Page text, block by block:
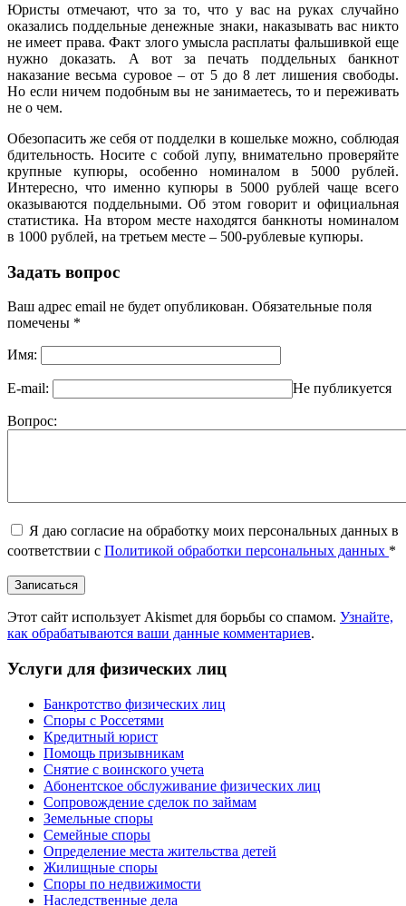
Юристы отмечают, что за то, что у вас на руках случайно
оказались поддельные денежные знаки, наказывать вас никто
не имеет права. Факт злого умысла расплаты фальшивкой еще
нужно доказать. А вот за печать поддельных банкнот
наказание весьма суровое – от 5 до 8 лет лишения свободы.
Но если ничем подобным вы не занимаетесь, то и переживать
не о чем.
Обезопасить же себя от подделки в кошельке можно, соблюдая
бдительность. Носите с собой лупу, внимательно проверяйте
крупные купюры, особенно номиналом в 5000 рублей.
Интересно, что именно купюры в 5000 рублей чаще всего
оказываются поддельными. Об этом говорит и официальная
статистика. На втором месте находятся банкноты номиналом
в 1000 рублей, на третьем месте – 500-рублевые купюры.
Задать вопрос
Ваш адрес email не будет опубликован. Обязательные поля
помечены *
Имя:
E-mail: Не публикуется
Вопрос:
Я даю согласие на обработку моих персональных данных в
соответствии с Политикой обработки персональных данных *
Этот сайт использует Akismet для борьбы со спамом. Узнайте,
как обрабатываются ваши данные комментариев.
Услуги для физических лиц
Банкротство физических лиц
Споры с Россетями
Кредитный юрист
Помощь призывникам
Снятие с воинского учета
Абонентское обслуживание физических лиц
Cопровождение сделок по займам
Земельные споры
Семейные споры
Определение места жительства детей
Жилищные споры
Споры по недвижимости
Наследственные дела